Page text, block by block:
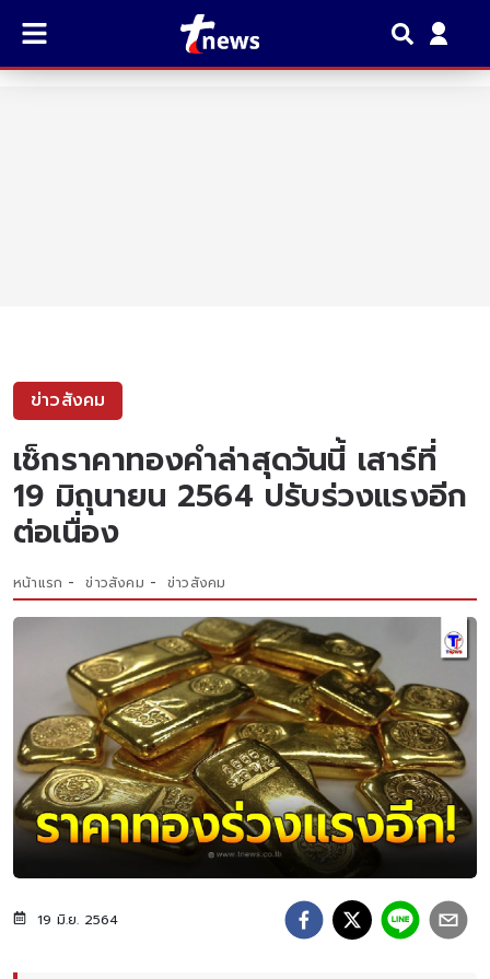
ข่าวสังคม
เช็กราคาทองคำล่าสุดวันนี้ เสาร์ที่
19 มิถุนายน 2564 ปรับร่วงแรงอีก
ต่อเนื่อง
หน้าแรก ข่าวสังคม ข่าวสังคม
19 มิ.ย. 2564